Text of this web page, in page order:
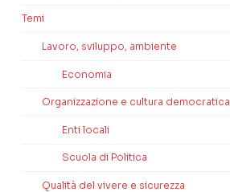
Temi
Lavoro, sviluppo, ambiente
Economia
Organizzazione e cultura democratica
Enti locali
Scuola di Politica
Qualità del vivere e sicurezza